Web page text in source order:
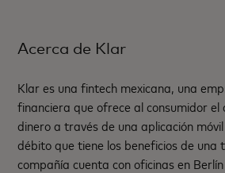
Acerca de Klar
Klar es una fintech mexicana, una
financiera que ofrece al consumidor
dinero a través de una aplicación
débito que tiene los beneficios de
compañía cuenta con oficinas en